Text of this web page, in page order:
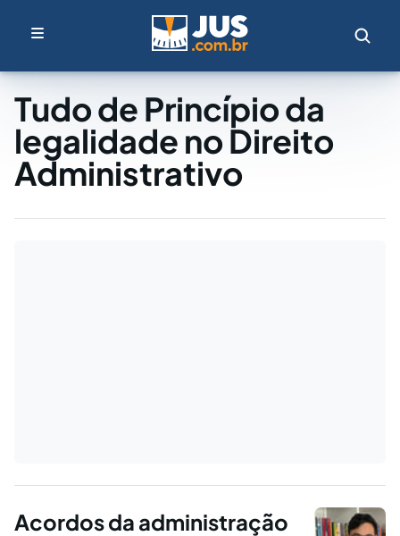
Tudo de Princípio da
legalidade no Direito
Administrativo
Acordos da administração